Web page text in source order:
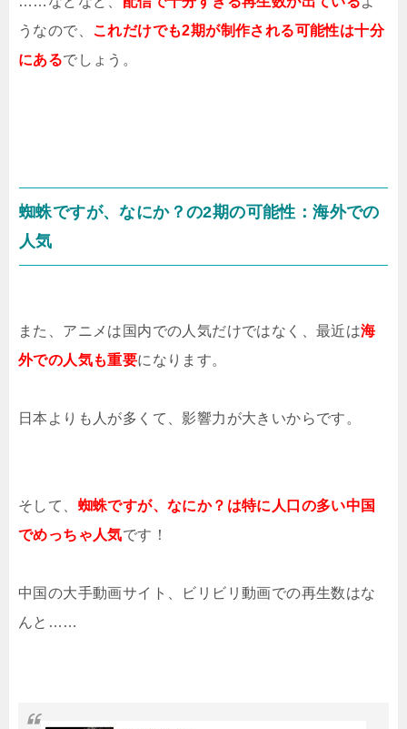
うなので、 これだけでも2期が制作される可能性は十分
にあるでしょう。
蜘蛛ですが、なにか？の2期の可能性：海外での
人気
また、アニメは国内での人気だけではなく、最近は海
外での人気も重要になります。
日本よりも人が多くて、影響力が大きいからです。
そして、 蜘蛛ですが、なにか？は特に人口の多い中国
でめっちゃ人気です！
中国の大手動画サイト、ビリビリ動画での再生数はな
んと……